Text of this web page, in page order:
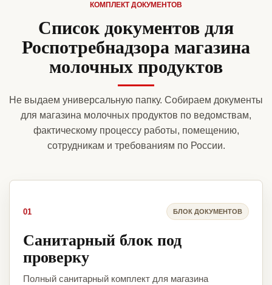
КОМПЛЕКТ ДОКУМЕНТОВ
Список документов для
Роспотребнадзора магазина
молочных продуктов
Не выдаем универсальную папку. Собираем документы
для магазина молочных продуктов по ведомствам,
фактическому процессу работы, помещению,
сотрудникам и требованиям по России.
01 БЛОК ДОКУМЕНТОВ
Санитарный блок под
проверку
Полный санитарный комплект для магазина